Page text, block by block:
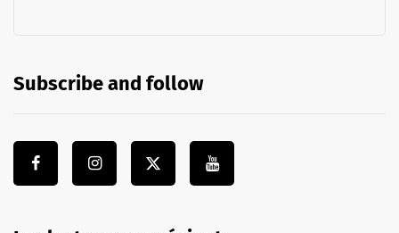
Subscribe and follow